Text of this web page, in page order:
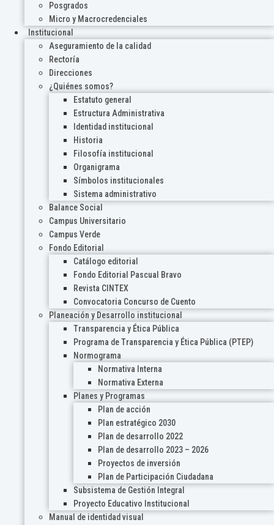
Posgrados
Micro y Macrocredenciales
Institucional
Aseguramiento de la calidad
Rectoría
Direcciones
¿Quiénes somos?
Estatuto general
Estructura Administrativa
Identidad institucional
Historia
Filosofía institucional
Organigrama
Símbolos institucionales
Sistema administrativo
Balance Social
Campus Universitario
Campus Verde
Fondo Editorial
Catálogo editorial
Fondo Editorial Pascual Bravo
Revista CINTEX
Convocatoria Concurso de Cuento
Planeación y Desarrollo institucional
Transparencia y Ética Pública
Programa de Transparencia y Ética Pública (PTEP)
Normograma
Normativa Interna
Normativa Externa
Planes y Programas
Plan de acción
Plan estratégico 2030
Plan de desarrollo 2022
Plan de desarrollo 2023 – 2026
Proyectos de inversión
Plan de Participación Ciudadana
Subsistema de Gestión Integral
Proyecto Educativo Institucional
Manual de identidad visual